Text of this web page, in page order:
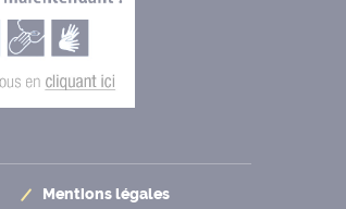
Mentions légales